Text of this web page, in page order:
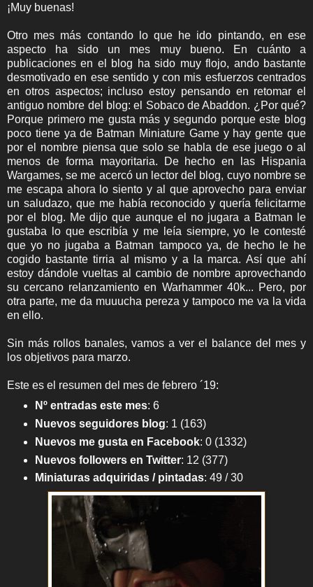
¡Muy buenas!
Otro mes más contando lo que he ido pintando, en ese
aspecto ha sido un mes muy bueno. En cuánto a
publicaciones en el blog ha sido muy flojo, ando bastante
desmotivado en ese sentido y con mis esfuerzos centrados
en otros aspectos; incluso estoy pensando en retomar el
antiguo nombre del blog: el Sobaco de Abaddon. ¿Por qué?
Porque primero me gusta más y segundo porque este blog
poco tiene ya de Batman Miniature Game y hay gente que
por el nombre piensa que solo se habla de ese juego o al
menos de forma mayoritaria. De hecho en las Hispania
Wargames, se me acercó un lector del blog, cuyo nombre se
me escapa ahora lo siento y al que aprovecho para enviar
un saludazo, que me había reconocido y quería felicitarme
por el blog. Me dijo que aunque el no jugara a Batman le
gustaba lo que escribía y me leía siempre, yo le contesté
que yo no jugaba a Batman tampoco ya, de hecho le he
cogido bastante tirria al mismo y a la marca. Así que ahí
estoy dándole vueltas al cambio de nombre aprovechando
su cercano relanzamiento en Warhammer 40k... Pero, por
otra parte, me da muuucha pereza y tampoco me va la vida
en ello.
Sin más rollos banales, vamos a ver el balance del mes y
los objetivos para marzo.
Este es el resumen del mes de febrero ´19:
Nº entradas este mes: 6
Nuevos seguidores blog: 1 (163)
Nuevos me gusta en Facebook: 0 (1332)
Nuevos followers en Twitter: 12 (377)
Miniaturas adquiridas / pintadas: 49 / 30